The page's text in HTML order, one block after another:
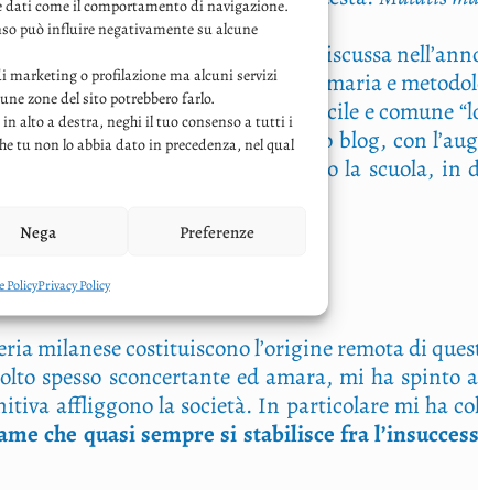
dati come il comportamento di navigazione.
può influire negativamente su alcune
marketing o profilazione ma alcuni servizi
zone del sito potrebbero farlo.
alto a destra, neghi il tuo consenso a tutti i
tu non lo abbia dato in precedenza, nel qual
Nega Preferenze
PolicyPrivacy Policy
stu­den­tes­sa Mil­via Fio­ro­ni, discus­sa
del secon­do ciclo di scuo­la pri­ma­ria e
per non cade­re nel­la trop­po faci­le e comu­ne
alcu­ni pez­zi nel nostro blog, con
per­ché “i mali che afflig­go­no la scuo­la, in
mila­ne­se costi­tui­sco­no l’o­ri­gi­ne remo­ta di
spes­so scon­cer­tan­te ed ama­ra, mi ha
afflig­go­no la socie­tà. In par­ti­co­la­re mi ha
che qua­si sem­pre si sta­bi­li­sce fra